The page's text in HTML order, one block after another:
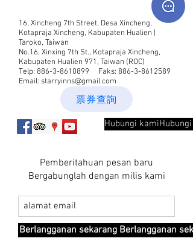
16, Xincheng 7th Street, Desa Xincheng,
Kotapraja Xincheng, Kabupaten Hualien |
Taroko, Taiwan
No.16, Xinxing 7th St., Kotapraja Xincheng,
Kabupaten Hualien 971, Taiwan (ROC)
Telp: 886-3-8610899 Faks: 886-3-8612589
Email: starryinns@gmail.com
票券查詢
Hubungi kamiHubungi
Pemberitahuan pesan baru
Bergabunglah dengan milis kami
Berlangganan sekarang Berlangganan